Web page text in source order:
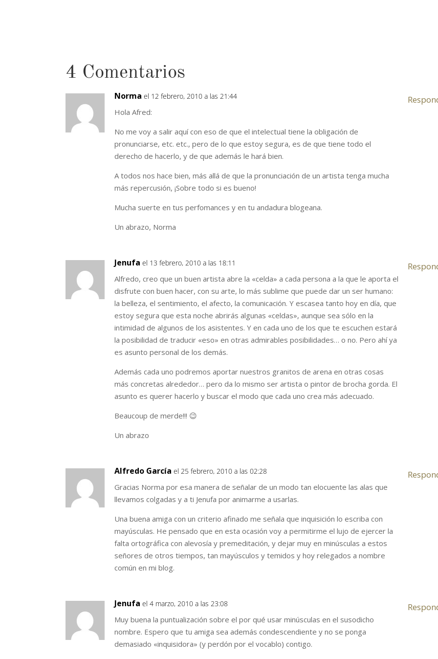
4 Comentarios
Norma el 12 febrero, 2010 a las 21:44
Hola Afred:
No me voy a salir aquí con eso de que el intelectual tiene la obligación de
pronunciarse, etc. etc., pero de lo que estoy segura, es de que tiene todo el
derecho de hacerlo, y de que además le hará bien.
A todos nos hace bien, más allá de que la pronunciación de un artista tenga mucha
más repercusión, ¡Sobre todo si es bueno!
Mucha suerte en tus perfomances y en tu andadura blogeana.
Un abrazo, Norma
Jenufa el 13 febrero, 2010 a las 18:11
Alfredo, creo que un buen artista abre la «celda» a cada persona a la que le aporta el
disfrute con buen hacer, con su arte, lo más sublime que puede dar un ser humano:
la belleza, el sentimiento, el afecto, la comunicación. Y escasea tanto hoy en día, que
estoy segura que esta noche abrirás algunas «celdas», aunque sea sólo en la
intimidad de algunos de los asistentes. Y en cada uno de los que te escuchen estará
la posibilidad de traducir «eso» en otras admirables posibilidades… o no. Pero ahí ya
es asunto personal de los demás.
Además cada uno podremos aportar nuestros granitos de arena en otras cosas
más concretas alrededor… pero da lo mismo ser artista o pintor de brocha gorda. El
asunto es querer hacerlo y buscar el modo que cada uno crea más adecuado.
Beaucoup de merde!!! 😉
Un abrazo
Alfredo García el 25 febrero, 2010 a las 02:28
Gracias Norma por esa manera de señalar de un modo tan elocuente las alas que
llevamos colgadas y a ti Jenufa por animarme a usarlas.
Una buena amiga con un criterio afinado me señala que inquisición lo escriba con
mayúsculas. He pensado que en esta ocasión voy a permitirme el lujo de ejercer la
falta ortográfica con alevosía y premeditación, y dejar muy en minúsculas a estos
señores de otros tiempos, tan mayúsculos y temidos y hoy relegados a nombre
común en mi blog.
Jenufa el 4 marzo, 2010 a las 23:08
Muy buena la puntualización sobre el por qué usar minúsculas en el susodicho
nombre. Espero que tu amiga sea además condescendiente y no se ponga
demasiado «inquisidora» (y perdón por el vocablo) contigo.